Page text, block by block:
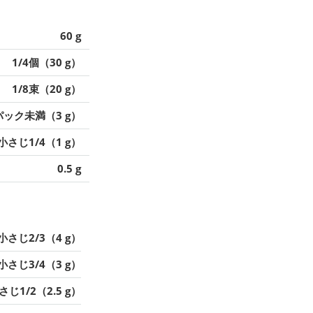
60 g
1/4個（30 g）
1/8束（20 g）
ク未満（3 g）
さじ1/4（1 g）
0.5 g
さじ2/3（4 g）
さじ3/4（3 g）
じ1/2（2.5 g）